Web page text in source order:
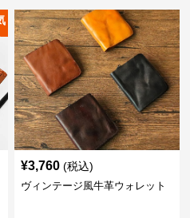
¥3,760 (税込)
ヴィンテージ風牛革ウォレット